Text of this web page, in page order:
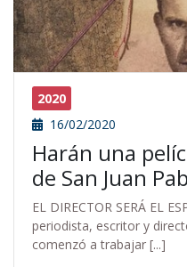
2020
16/02/2020
Harán una
de San Juan
EL DIRECTOR SERÁ EL
periodista, escritor y
comenzó a trabajar [...]